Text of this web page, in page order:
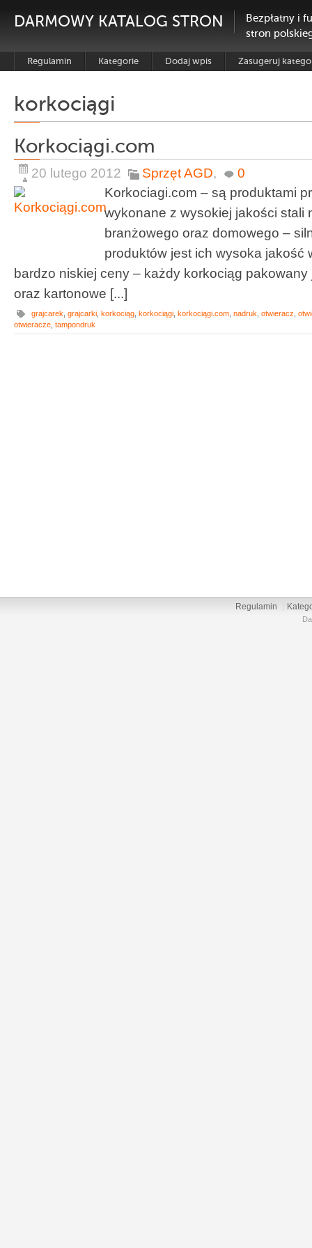
DARMOWY KATALOG STRON
Bezpłatny i
stron
Regulamin Kategorie Dodaj wpis Zasugeruj
korkociągi
Korkociągi.com
20 lutego 2012 Sprzęt AGD,
0
Korkociagi.com – są produktami
wykonane z wysokiej jakości stali
branżowego oraz domowego –
produktów jest ich wysoka jakość
bardzo niskiej ceny – każdy korkociąg
oraz kartonowe [...]
grajcarek grajcarki korkociąg korkociągi korkociągi.com nadruk otwieracz
otwieracze tampondruk
Regulamin